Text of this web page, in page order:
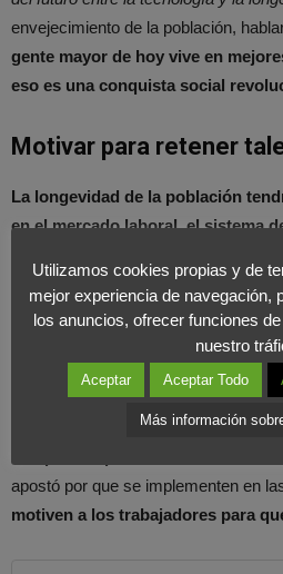
envejecimiento de la población,
gente mayor de hoy vive en
eso es una conquista social
Motivar para retener
La longevidad de la población
en el mercado laboral, el sistema
secretario de Estado de
defendió la
retención del talento en
incentivos para que permanezcan en
tiempo que argumentó queel
apostó por que se implementen en
motiven a los trabajadores para
Utilizamos cookies propias y de
mejor experiencia de navegación,
los anuncios, ofrecer funciones
nuestro
Aceptar Aceptar Todo
Más información